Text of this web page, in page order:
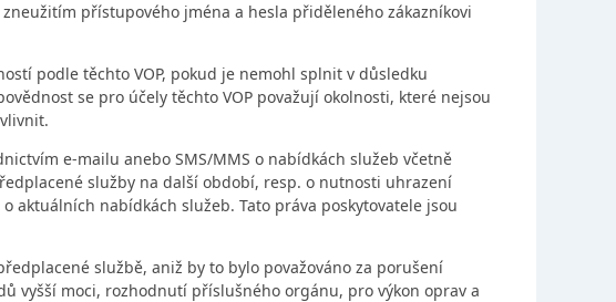
přístupového jména a hesla přiděleného zákazníkovi
podle těchto VOP, pokud je nemohl splnit v důsledku
se pro účely těchto VOP považují okolnosti, které nejsou
e-mailu anebo SMS/MMS o nabídkách služeb včetně
služby na další období, resp. o nutnosti uhrazení
nabídkách služeb. Tato práva poskytovatele jsou
službě, aniž by to bylo považováno za porušení
vyšší moci, rozhodnutí příslušného orgánu, pro výkon oprav a